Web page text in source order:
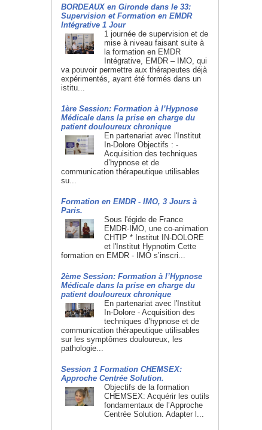
BORDEAUX en Gironde dans le 33:
Supervision et Formation en EMDR
Intégrative 1 Jour
1 journée de supervision et de
mise à niveau faisant suite à
la formation en EMDR
Intégrative, EMDR – IMO, qui
va pouvoir permettre aux thérapeutes déjà
expérimentés, ayant été formés dans un
istitu...
1ère Session: Formation à l’Hypnose
Médicale dans la prise en charge du
patient douloureux chronique
En partenariat avec l'Institut
In-Dolore Objectifs : -
Acquisition des techniques
d’hypnose et de
communication thérapeutique utilisables
su...
Formation en EMDR - IMO, 3 Jours à
Paris.
Sous l'égide de France
EMDR-IMO, une co-animation
CHTIP * Institut IN-DOLORE
et l'Institut Hypnotim Cette
formation en EMDR - IMO s’inscri...
2ème Session: Formation à l’Hypnose
Médicale dans la prise en charge du
patient douloureux chronique
En partenariat avec l'Institut
In-Dolore - Acquisition des
techniques d’hypnose et de
communication thérapeutique utilisables
sur les symptômes douloureux, les
pathologie...
Session 1 Formation CHEMSEX:
Approche Centrée Solution.
Objectifs de la formation
CHEMSEX: Acquérir les outils
fondamentaux de l’Approche
Centrée Solution. Adapter l...